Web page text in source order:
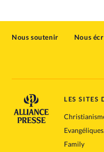
Nous soutenir Nous
LES SITES
Family